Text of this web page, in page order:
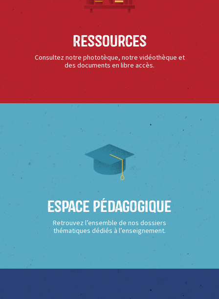
Ressources
Consultez notre phototèque, notre vidéothèque et
des documents en libre accès.
Espace Pédagogique
Retrouvez l’ensemble de nos dossiers
thématiques dédiés à l’enseignement.